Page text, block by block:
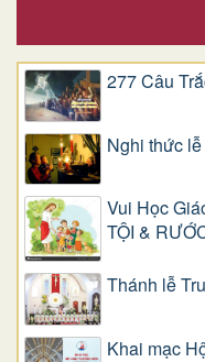
277 Câu
Nghi thức
Vui Học
TỘI &
Thánh lễ
Khai mạc